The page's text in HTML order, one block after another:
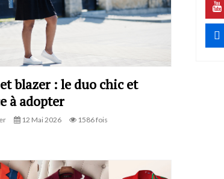
blazer : le duo chic et
à adopter
12 Mai 2026 1586 fois